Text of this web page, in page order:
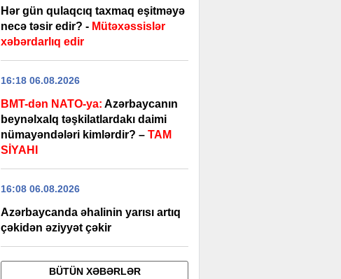
Hər gün qulaqcıq taxmaq eşitməyə
necə təsir edir? - Mütəxəssislər
xəbərdarlıq edir
16:18 06.08.2026
BMT-dən NATO-ya: Azərbaycanın
beynəlxalq təşkilatlardakı daimi
nümayəndələri kimlərdir? – TAM
SİYAHI
16:08 06.08.2026
Azərbaycanda əhalinin yarısı artıq
çəkidən əziyyət çəkir
BÜTÜN XƏBƏRLƏR